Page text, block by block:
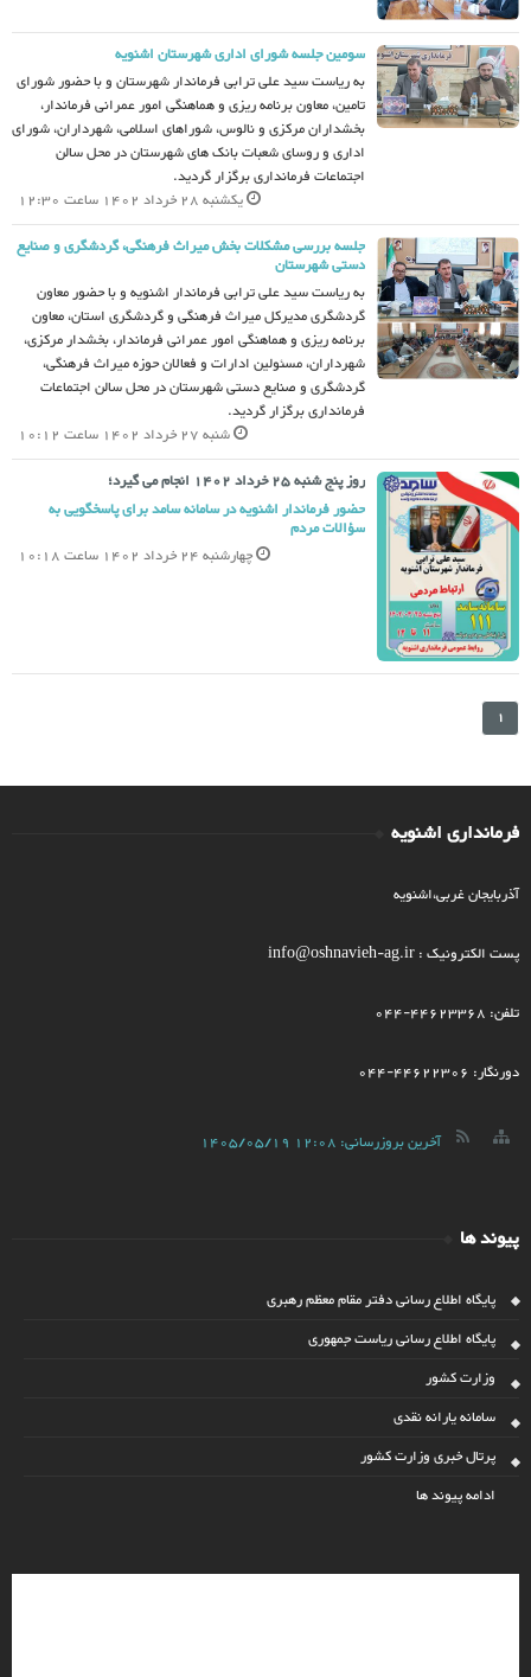
سومین جلسه شورای اداری شهرستان اشنویه
به ریاست سید علی ترابی فرماندار شهرستان و با حضور شورای
تامین، معاون برنامه ریزی و هماهنگی امور عمرانی فرماندار،
بخشداران مرکزی و نالوس، شوراهای اسلامی، شهرداران، شورای
اداری و روسای شعبات بانک های شهرستان در محل سالن
اجتماعات فرمانداری برگزار گردید.
یکشنبه 28 خرداد 1402 ساعت 12:30
جلسه بررسی مشکلات بخش میراث فرهنگی، گردشگری و صنایع
دستی شهرستان
به ریاست سید علی ترابی فرماندار اشنویه و با حضور معاون
گردشگری مدیرکل میراث فرهنگی و گردشگری استان، معاون
برنامه ریزی و هماهنگی امور عمرانی فرماندار، بخشدار مرکزی،
شهرداران، مسئولین ادارات و فعالان حوزه میراث فرهنگی،
گردشگری و صنایع دستی شهرستان در محل سالن اجتماعات
فرمانداری برگزار گردید.
شنبه 27 خرداد 1402 ساعت 10:12
روز پنج شنبه 25 خرداد 1402 انجام می گیرد؛
حضور فرماندار اشنویه در سامانه سامد برای پاسخگویی به
سؤالات مردم
چهارشنبه 24 خرداد 1402 ساعت 10:18
1
فرمانداری اشنویه
آذربایجان غربی،اشنویه
پست الکترونیک : info@oshnavieh-ag.ir
تلفن: 44623368-044
دورنگار: 44622306-044
آخرین بروزرسانی: 1405/05/19 12:08
پیوند ها
پایگاه اطلاع رسانی دفتر مقام معظم رهبری
پایگاه اطلاع رسانی ریاست جمهوری
وزارت کشور
سامانه یارانه نقدی
پرتال خبری وزارت کشور
ادامه پیوند ها